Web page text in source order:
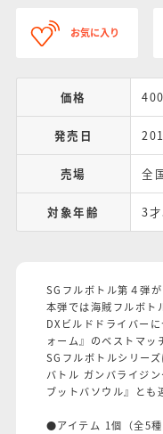
お気に入り
価格
発売日
売場 全
対象年齢 3
SGフルボトル第４弾
本弾では海賊フルボト
DXビルドドライバー
ォーム』のベストマッ
SGフルボトルシリー
バトル ガンバライジ
ブットバソウル』とも
●アイテム 1個（全5種